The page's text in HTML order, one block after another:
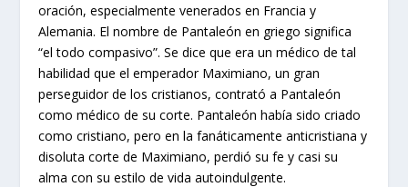
oración, especialmente venerados en Francia y
Alemania. El nombre de Pantaleón en griego significa
“el todo compasivo”. Se dice que era un médico de tal
habilidad que el emperador Maximiano, un gran
perseguidor de los cristianos, contrató a Pantaleón
como médico de su corte. Pantaleón había sido criado
como cristiano, pero en la fanáticamente anticristiana y
disoluta corte de Maximiano, perdió su fe y casi su
alma con su estilo de vida autoindulgente.